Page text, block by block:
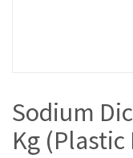
Sodium
Kg